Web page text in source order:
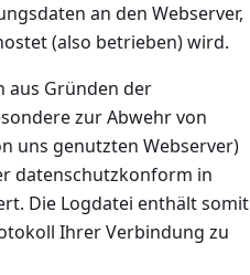
an den Webserver,
(also betrieben) wird.
aus Gründen der
zur Abwehr von
uns genutzten Webserver)
datenschutzkonform in
Die Logdatei enthält somit
Ihrer Verbindung zu